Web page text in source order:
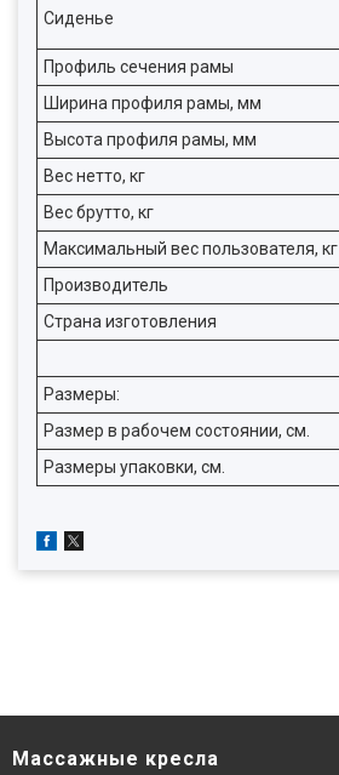
Сиденье
Профиль сечения рамы
Ширина профиля рамы, мм
Высота профиля рамы, мм
Вес нетто, кг
Вес брутто, кг
Максимальный вес пользователя, кг
Производитель
Страна изготовления
Размеры:
Размер в рабочем состоянии, см.
Размеры упаковки, см.
Массажные кресла